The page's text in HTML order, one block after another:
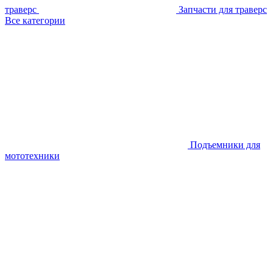
траверс
Запчасти для траверс
Все категории
Подъемники для
мототехники